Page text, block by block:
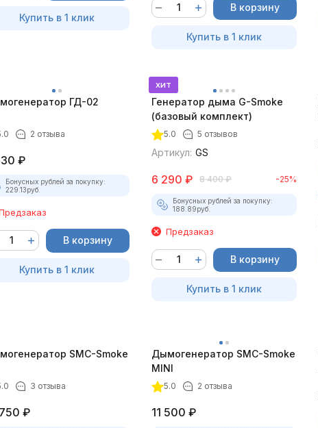
Купить в 1 клик
В корзину
Купить в 1 клик
ГД-02
2 отзыва
₽
Бонусных рублей за покупку:
229.13руб.
В корзину
Купить в 1 клик
хит
Генератор дыма G-Smoke
(базовый комплект)
5.0 5 отзывов
Артикул: GS
6 290 ₽ 8 400 ₽ -25%
Бонусных рублей за покупку:
188.89руб.
Предзаказ
В корзину
Купить в 1 клик
SMC-Smoke
3 отзыва
₽
Дымогенератор SMC-Smoke
MINI
5.0 2 отзыва
11 500 ₽